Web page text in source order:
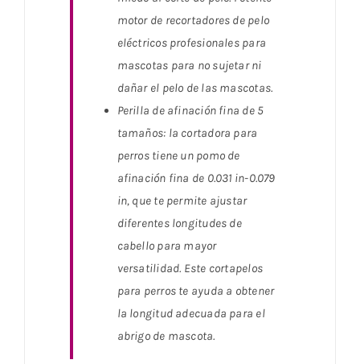
motor de recortadores de pelo
eléctricos profesionales para
mascotas para no sujetar ni
dañar el pelo de las mascotas.
Perilla de afinación fina de 5
tamaños: la cortadora para
perros tiene un pomo de
afinación fina de 0.031 in-0.079
in, que te permite ajustar
diferentes longitudes de
cabello para mayor
versatilidad. Este cortapelos
para perros te ayuda a obtener
la longitud adecuada para el
abrigo de mascota.